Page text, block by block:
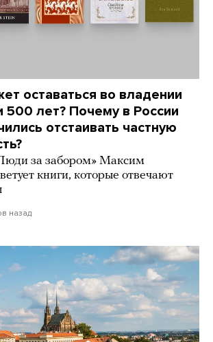
оставаться во владении
500 лет? Почему в России
отстаивать частную
за забором» Максим
книги, которые отвечают
назад